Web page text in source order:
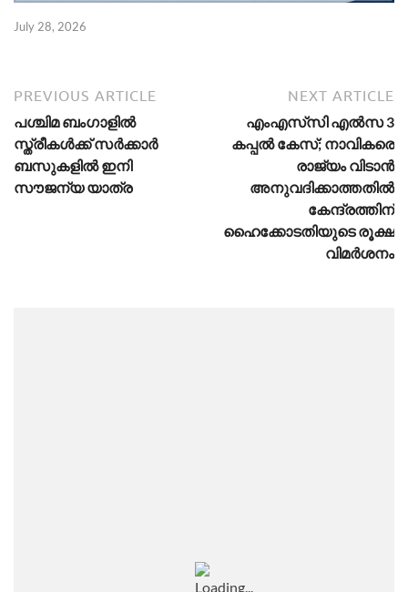
July 28, 2026
PREVIOUS ARTICLE
പശ്ചിമ ബംഗാളിൽ
സ്ത്രീകൾക്ക് സർക്കാർ
ബസുകളിൽ ഇനി
സൗജന്യ യാത്ര
NEXT ARTICLE
എംഎസ്‌സി എല്‍സ 3
കപ്പൽ കേസ്; നാവികരെ
രാജ്യം വിടാൻ
അനുവദിക്കാത്തതിൽ
കേന്ദ്രത്തിന്
ഹൈക്കോടതിയുടെ രൂക്ഷ
വിമർശനം